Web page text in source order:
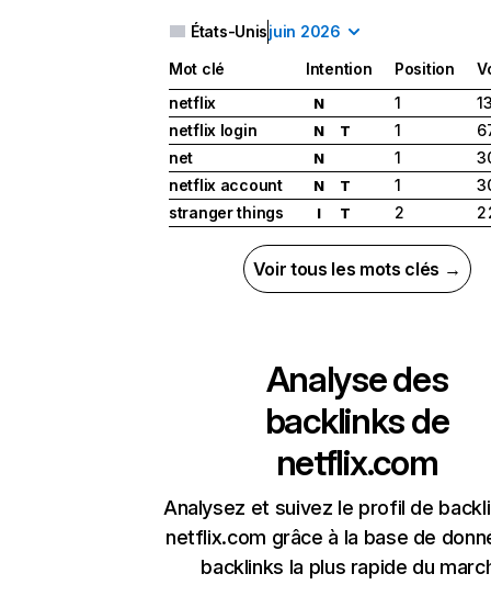
États-Unisjuin 2026
Mot clé Intention Position
netflix
N 1
netflix login
N T 1
net
N 1
netflix account
N T 1
stranger things
I T 2 2
Voir tous les mots clés →
Analyse des
backlinks de
netflix.com
Analysez et suivez le profil de
netflix.com grâce à la base de
backlinks la plus rapide du